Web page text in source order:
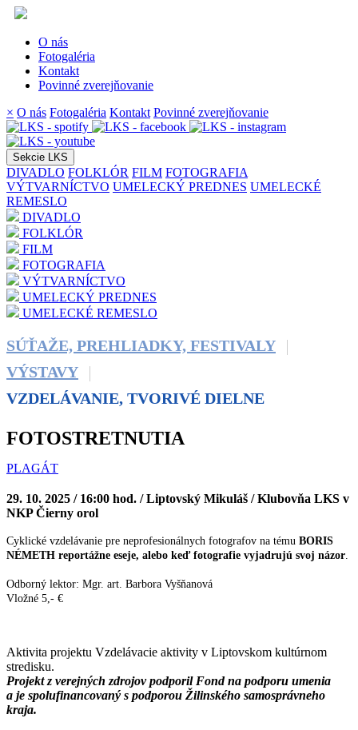
O nás
Fotogaléria
Kontakt
Povinné zverejňovanie
× O nás Fotogaléria Kontakt Povinné zverejňovanie
Sekcie LKS
DIVADLO FOLKLÓR FILM FOTOGRAFIA
VÝTVARNÍCTVO UMELECKÝ PREDNES UMELECKÉ
REMESLO
DIVADLO
FOLKLÓR
FILM
FOTOGRAFIA
VÝTVARNÍCTVO
UMELECKÝ PREDNES
UMELECKÉ REMESLO
SÚŤAŽE, PREHLIADKY, FESTIVALY
VÝSTAVY
VZDELÁVANIE, TVORIVÉ DIELNE
FOTOSTRETNUTIA
PLAGÁT
29. 10. 2025 / 16:00 hod. / Liptovský Mikuláš / Klubovňa LKS v
NKP Čierny orol
Cyklické vzdelávanie pre neprofesionálnych fotografov na tému BORIS
NÉMETH reportážne eseje, alebo keď fotografie vyjadrujú svoj názor.
Odborný lektor: Mgr. art. Barbora Vyšňanová
Vložné 5,- €
Aktivita projektu Vzdelávacie aktivity v Liptovskom kultúrnom
stredisku.
Projekt z verejných zdrojov podporil Fond na podporu umenia
a je spolufinancovaný s podporou Žilinského samosprávneho
kraja.